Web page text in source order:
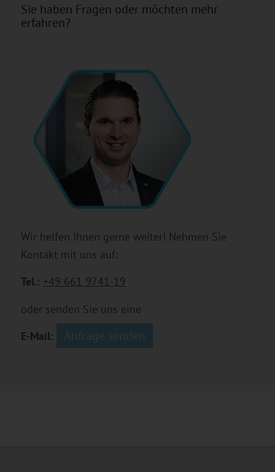
Sie haben Fragen oder möchten mehr
erfahren?
Wir helfen Ihnen gerne weiter! Nehmen Sie
Kontakt mit uns auf:
Tel.: +49 661 9741-19
oder senden Sie uns eine
E-Mail:
Anfrage senden